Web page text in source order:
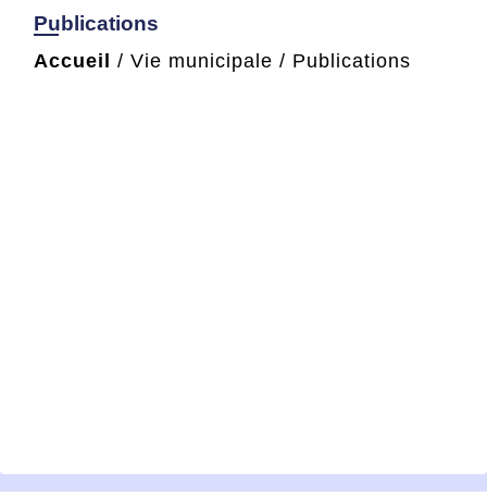
Publications
Accueil / Vie municipale / Publications